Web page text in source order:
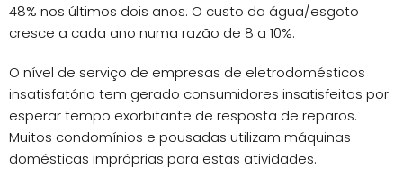
48% nos últimos dois anos. O custo da água/esgoto
cresce a cada ano numa razão de 8 a 10%.
O nível de serviço de empresas de eletrodomésticos
insatisfatório tem gerado consumidores insatisfeitos por
esperar tempo exorbitante de resposta de reparos.
Muitos condomínios e pousadas utilizam máquinas
domésticas impróprias para estas atividades.